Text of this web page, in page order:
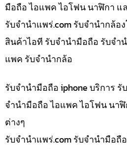
มือถือ ไอแพค ไอโฟน นาฬิกา แ
รับจํานําแพร่.com รับจำนำกล้อ
สินค้าไอที รับจำนำมือถือ รับจำ
แพค รับจำนำกล้อ
รับจำนำมือถือ iphone บริการ
จำนำมือถือ ไอแพค ไอโฟน นา
ต่างๆ
รับจํานําแพร่.com รับจำนำมือถื